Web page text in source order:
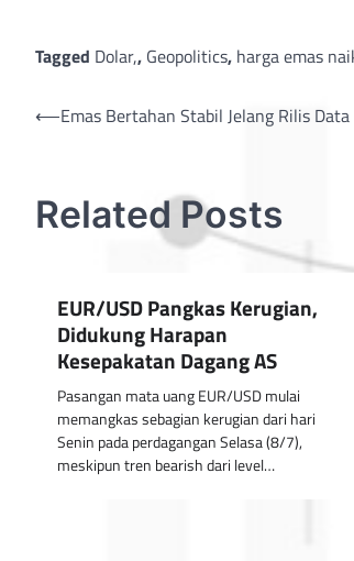
Tagged Dolar,, Geopolitics, harga emas
Post
⟵Emas Bertahan Stabil Jelang Rilis
Related Posts
EUR/USD Pangkas Kerugian,
Didukung Harapan
Kesepakatan Dagang AS
Pasangan mata uang EUR/USD mulai
memangkas sebagian kerugian dari hari
Senin pada perdagangan Selasa (8/7),
meskipun tren bearish dari level…